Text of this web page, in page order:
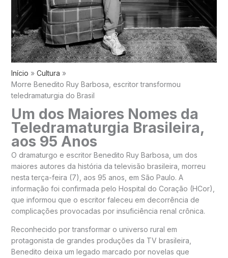
Início
Cultura
Morre Benedito Ruy Barbosa, escritor transformou
teledramaturgia do Brasil
Um dos Maiores Nomes da
Teledramaturgia Brasileira,
aos 95 Anos
O dramaturgo e escritor Benedito Ruy Barbosa, um dos
maiores autores da história da televisão brasileira, morreu
nesta terça-feira (7), aos 95 anos, em São Paulo. A
informação foi confirmada pelo Hospital do Coração (HCor),
que informou que o escritor faleceu em decorrência de
complicações provocadas por insuficiência renal crônica.
Reconhecido por transformar o universo rural em
protagonista de grandes produções da TV brasileira,
Benedito deixa um legado marcado por novelas que